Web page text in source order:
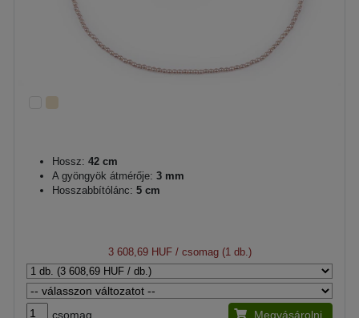
Hossz: 42 cm
A gyöngyök átmérője: 3 mm
Hosszabbítólánc: 5 cm
3 608,69 HUF/ csomag (1 db.)
csomag Megvásárolni